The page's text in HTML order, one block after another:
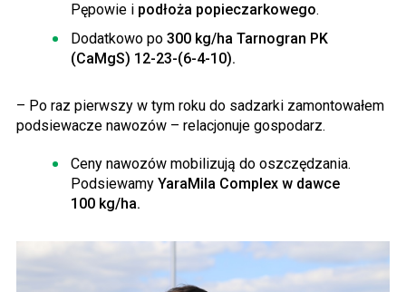
Pępowie i podłoża popieczarkowego.
Dodatkowo po 300 kg/ha Tarnogran PK
(CaMgS) 12-23-(6-4-10).
– Po raz pierwszy w tym roku do sadzarki zamontowałem
podsiewacze nawozów – relacjonuje gospodarz.
Ceny nawozów mobilizują do oszczędzania.
Podsiewamy YaraMila Complex w dawce
100 kg/ha.